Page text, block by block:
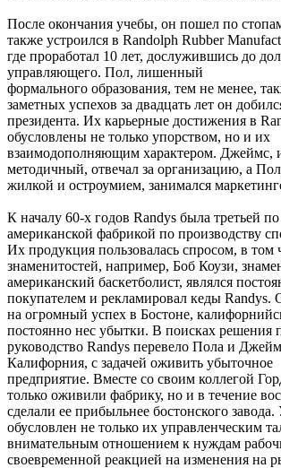
После окончания учебы, он пошел по
также устроился в Randolph Rubber
где проработал 10 лет, дослужившись до
управляющего. Пол, лишенный
формального образования, тем не менее,
заметных успехов за двадцать лет он
президента. Их карьерные достижения в
обусловлены не только упорством, но и их
взаимодополняющим характером. Джеймс,
методичный, отвечал за организацию, а
жилкой и остроумием, занимался
К началу 60-х годов Randys была третьей
американской фабрикой по производству
Их продукция пользовалась спросом, в том
знаменитостей, например, Боб Коузи,
американский баскетболист, являлся
покупателем и рекламировал кеды Randys.
на огромный успех в Бостоне,
постоянно нес убытки. В поисках решения
руководство Randys перевело Пола и
Калифорния, с задачей оживить убыточное
предприятие. Вместе со своим коллегой
только оживили фабрику, но и в течение
сделали ее прибыльнее бостонского
обусловлен не только их управленческим
внимательным отношением к нуждам
своевременной реакцией на изменения на